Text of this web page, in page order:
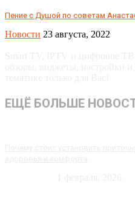
Пение с Душой по советам
Новости 23 августа, 2022
ЕЩЁ БОЛЬШЕ